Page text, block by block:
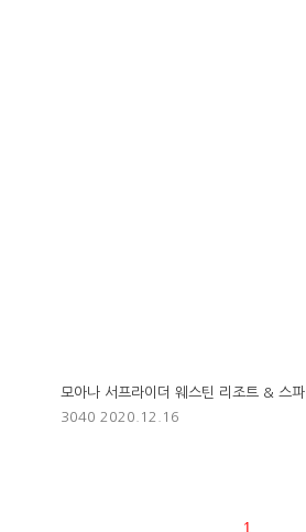
모아나 서프라이더 웨스틴 리조트 & 스파
3040 2020.12.16
1